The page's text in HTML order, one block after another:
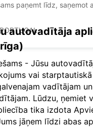
paņemt līdz, saņemot
autovadītāja
- Jūsu
vai
vadītājam
Lūdzu, ņemiet
tika izdota
jāņem līdzi abas